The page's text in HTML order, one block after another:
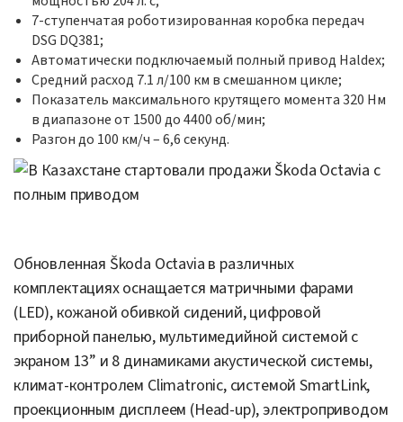
7-ступенчатая роботизированная коробка передач
DSG DQ381;
Автоматически подключаемый полный привод Haldex;
Средний расход 7.1 л/100 км в смешанном цикле;
Показатель максимального крутящего момента 320 Нм
в диапазоне от 1500 до 4400 об/мин;
Разгон до 100 км/ч – 6,6 секунд.
Обновленная Škoda Octavia в различных
комплектациях оснащается матричными фарами
(LED), кожаной обивкой сидений, цифровой
приборной панелью, мультимедийной системой с
экраном 13” и 8 динамиками акустической системы,
климат-контролем Climatronic, системой SmartLink,
проекционным дисплеем (Head-up), электроприводом